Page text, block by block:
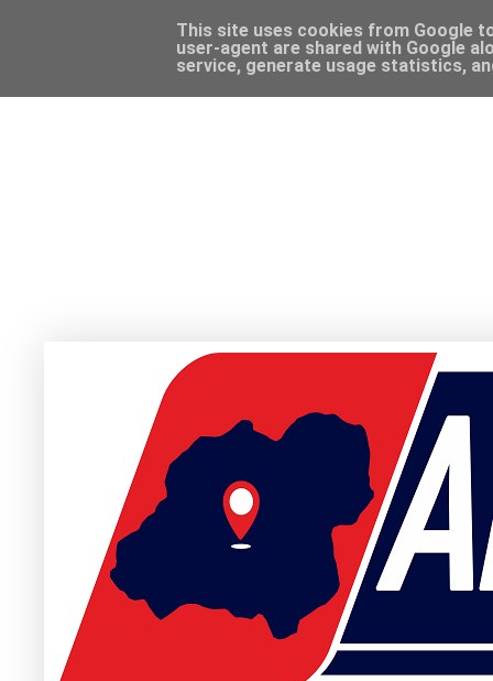
This site uses cookies from Google
user-agent are shared with Google
service, generate usage statistics,